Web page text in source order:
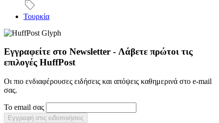
Τουρκία
Εγγραφείτε στο Newsletter - Λάβετε πρώτοι τις
επιλογές HuffPost
Οι πιο ενδιαφέρουσες ειδήσεις και απόψεις καθημερινά στο e-mail
σας.
Το email σας
Εγγραφή στις ειδοποιήσεις